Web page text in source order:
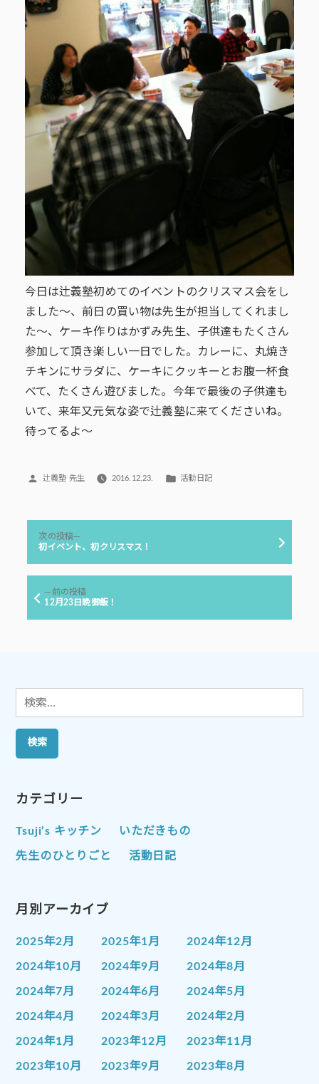
今日は辻義塾初めてのイベントのクリスマス会をし
ました～、前日の買い物は先生が担当してくれまし
た～、ケーキ作りはかずみ先生、子供達もたくさん
参加して頂き楽しい一日でした。カレーに、丸焼き
チキンにサラダに、ケーキにクッキーとお腹一杯食
べて、たくさん遊びました。今年で最後の子供達も
いて、来年又元気な姿で辻義塾に来てくださいね。
待ってるよ～
投
辻義塾 先生 2016.12.23.
カ
リ
活動日記
ナ
ー
前の投稿前
の
12月23日晩御飯！
次の投稿
の
初イベント、初クリスマス！
検
索:
カテゴリー
Tsuji’s キッチン いただきもの
先生のひとりごと 活動日記
月別アーカイブ
2025年2月 2025年1月 2024年12月
2024年10月 2024年9月 2024年8月
2024年7月 2024年6月 2024年5月
2024年4月 2024年3月 2024年2月
2024年1月 2023年12月 2023年11月
2023年10月 2023年9月 2023年8月